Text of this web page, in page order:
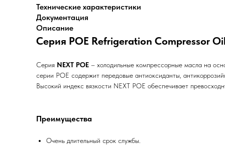
Технические характеристики
Документация
Описание
Серия POE Refrigeration Compressor
Серия NEXT POE – холодильные компрессорные масла на
серии POE содержит передовые антиоксиданты,
Высокий индекс вязкости NEXT POE обеспечивает
Преимущества
Очень длительный срок службы.